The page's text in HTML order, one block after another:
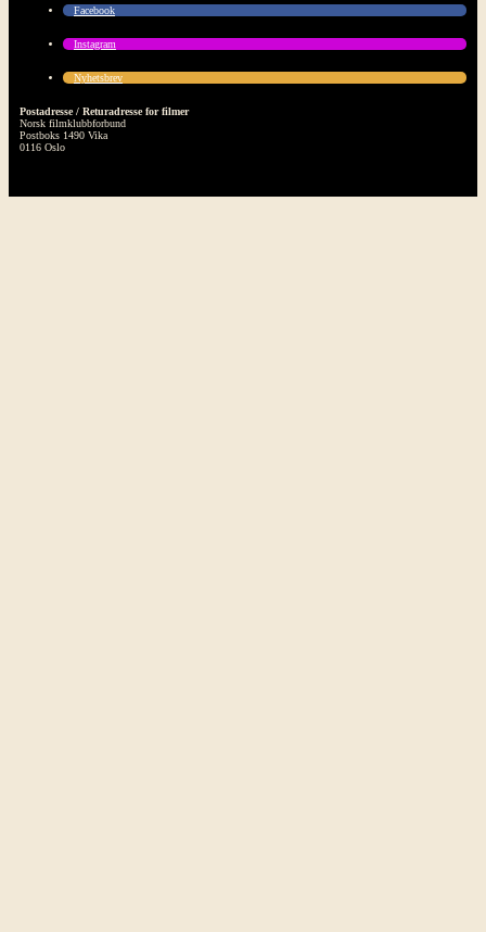
Facebook
Instagram
Nyhetsbrev
Postadresse / Returadresse for filmer
Norsk filmklubbforbund
Postboks 1490 Vika
0116 Oslo